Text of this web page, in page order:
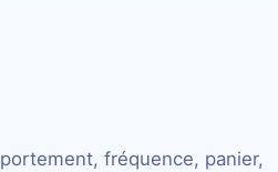
fréquence, panier,